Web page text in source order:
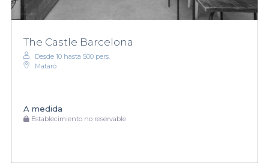
The Castle Barcelona
Desde 10 hasta 500 pers.
Mataró
A medida
Establecimiento no reservable